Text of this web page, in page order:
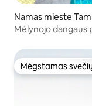
Namas mieste
Mėlynojo dangaus
Mėgstamas svečių
Mėgstamas svečių